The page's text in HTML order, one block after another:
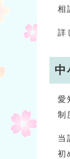
相
詳
中
愛
制
当
初